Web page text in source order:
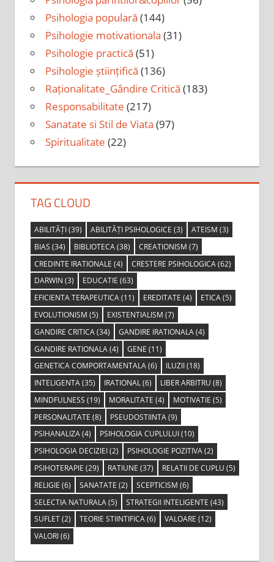
Psihologia populară (144)
Psihologie motivationala (31)
Psihologie practică (51)
Psihologie științifică (136)
Raționalitate_Gândire Critică (183)
Responsabilitate (217)
Sanatate si Stil de Viata (97)
Spiritualitate (22)
TAG CLOUD
ABILITĂȚI(39) ABILITĂȚI PSIHOLOGICE (3) ATEISM (3)
BIAS (34) BIBLIOTECA(38) CREATIONISM (7)
CREDINTE IRATIONALE (4) CRESTERE PSIHOLOGICA(62)
DARWIN (3) EDUCATIE (63)
EFICIENTA TERAPEUTICA(11) EREDITATE (4) ETICA(5)
EVOLUTIONISM (5) EXISTENTIALISM (7)
GANDIRE CRITICA(34) GANDIRE IRATIONALA(4)
GANDIRE RATIONALA(4) GENE (11)
GENETICA COMPORTAMENTALA(6) ILUZII(18)
INTELIGENTA(35) IRATIONAL(6) LIBER ARBITRU (8)
MINDFULNESS (19) MORALITATE (4) MOTIVATIE (5)
PERSONALITATE (8) PSEUDOSTIINTA(9)
PSIHANALIZA(4) PSIHOLOGIA CUPLULUI(10)
PSIHOLOGIA DECIZIEI(2) PSIHOLOGIE POZITIVA(2)
PSIHOTERAPIE (29) RATIUNE (37) RELATII DE CUPLU (5)
RELIGIE (6) SANATATE (2) SCEPTICISM (6)
SELECTIA NATURALA(5) STRATEGII INTELIGENTE (43)
SUFLET(2) TEORIE STIINTIFICA(6) VALOARE (12)
VALORI(6)